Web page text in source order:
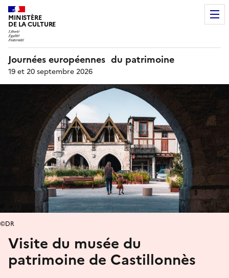
MINISTÈRE
DE LA CULTURE
Journées européennes du patrimoine
19 et 20 septembre 2026
Visite du musée du
patrimoine de Castillonnès
©DR